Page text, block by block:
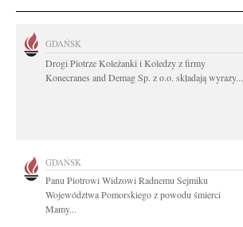
GDAŃSK
Drogi Piotrze Koleżanki i Koledzy z firmy
Konecranes and Demag Sp. z o.o. składają wyrazy...
GDAŃSK
Panu Piotrowi Widzowi Radnemu Sejmiku
Województwa Pomorskiego z powodu śmierci
Mamy...